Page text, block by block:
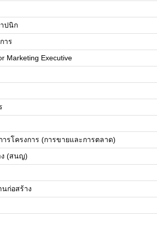
ปนิก
าร
Marketing Executive
รโครงการ (การขายและการตลาด)
ง (สนญ)
ก่อสร้าง